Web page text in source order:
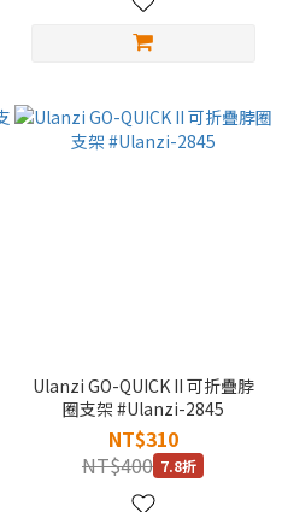
Ulanzi GO-QUICK II 可折疊脖
圈支架 #Ulanzi-2845
NT$310
NT$400 7.8折